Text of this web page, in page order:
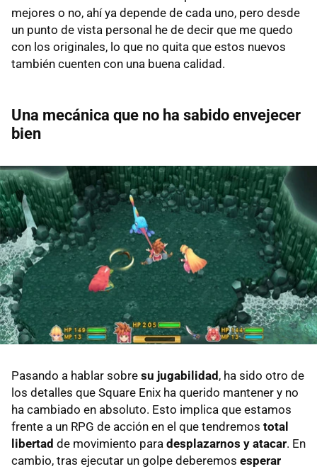
mejores o no, ahí ya depende de cada uno, pero desde
un punto de vista personal he de decir que me quedo
con los originales, lo que no quita que estos nuevos
también cuenten con una buena calidad.
Una mecánica que no ha sabido envejecer
bien
Pasando a hablar sobre su jugabilidad, ha sido otro de
los detalles que Square Enix ha querido mantener y no
ha cambiado en absoluto. Esto implica que estamos
frente a un RPG de acción en el que tendremos total
libertad de movimiento para desplazarnos y atacar. En
cambio, tras ejecutar un golpe deberemos esperar